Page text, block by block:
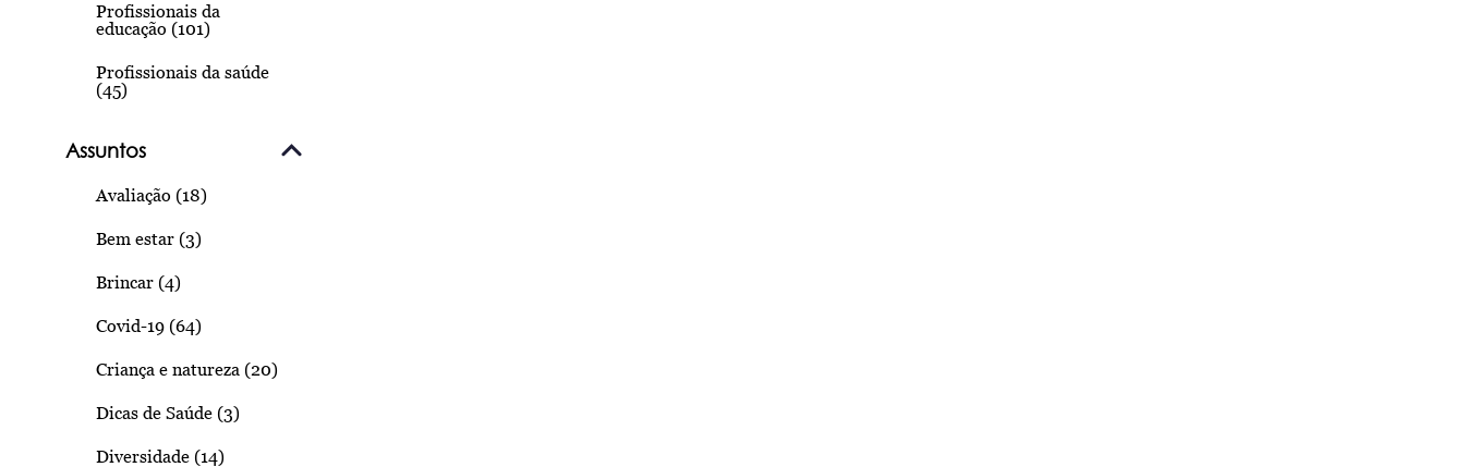
Profissionais da
educação (101)
Profissionais da saúde
(45)
Assuntos
Avaliação (18)
Bem estar (3)
Brincar (4)
Covid-19 (64)
Criança e natureza (20)
Dicas de Saúde (3)
Diversidade (14)